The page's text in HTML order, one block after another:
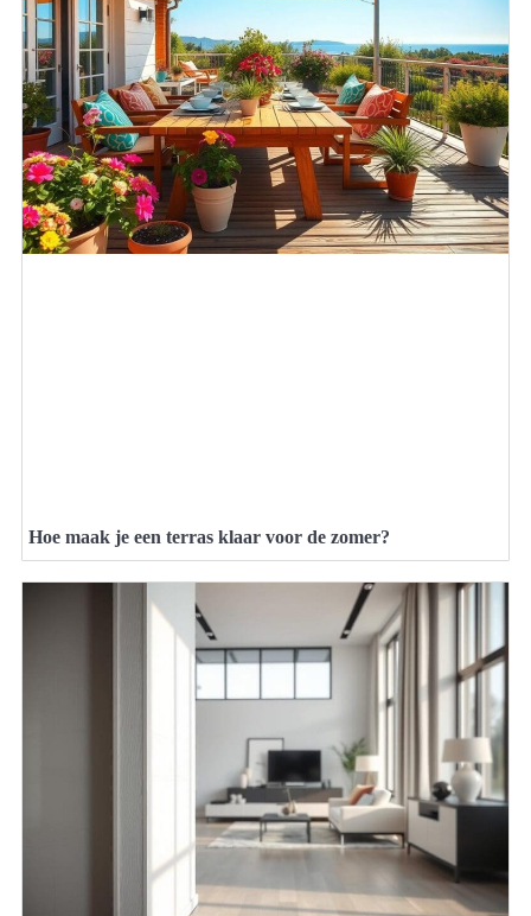
Hoe maak je een terras klaar voor de zomer?